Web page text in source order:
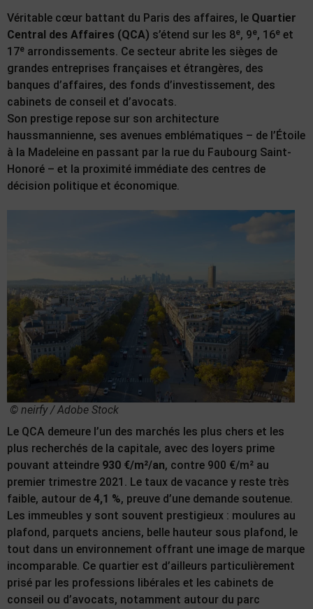
Véritable cœur battant du Paris des affaires, le Quartier
Central des Affaires (QCA) s’étend sur les 8ᵉ, 9ᵉ, 16ᵉ et
17ᵉ arrondissements. Ce secteur abrite les sièges de
grandes entreprises françaises et étrangères, des
banques d’affaires, des fonds d’investissement, des
cabinets de conseil et d’avocats.
Son prestige repose sur son architecture
haussmannienne, ses avenues emblématiques – de l’Étoile
à la Madeleine en passant par la rue du Faubourg Saint-
Honoré – et la proximité immédiate des centres de
décision politique et économique.
© neirfy / Adobe Stock
Le QCA demeure l’un des marchés les plus chers et les
plus recherchés de la capitale, avec des loyers prime
pouvant atteindre 930 €/m²/an, contre 900 €/m² au
premier trimestre 2021. Le taux de vacance y reste très
faible, autour de 4,1 %, preuve d’une demande soutenue.
Les immeubles y sont souvent prestigieux : moulures au
plafond, parquets anciens, belle hauteur sous plafond, le
tout dans un environnement offrant une image de marque
incomparable. Ce quartier est d’ailleurs particulièrement
prisé par les professions libérales et les cabinets de
conseil ou d’avocats, notamment autour du parc